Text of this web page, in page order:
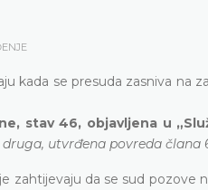
kada se presuda zasniva na
stav 46, objavljena u
utvrđena povreda člana
zahtijevaju da se sud